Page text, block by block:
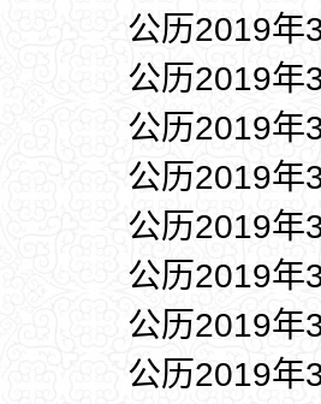
公历2019年
公历2019年
公历2019年
公历2019年
公历2019年
公历2019年
公历2019年
公历2019年